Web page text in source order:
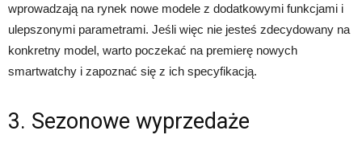
wprowadzają na rynek nowe modele z dodatkowymi funkcjami i
ulepszonymi parametrami. Jeśli więc nie jesteś zdecydowany na
konkretny model, warto poczekać na premierę nowych
smartwatchy i zapoznać się z ich specyfikacją.
3. Sezonowe wyprzedaże